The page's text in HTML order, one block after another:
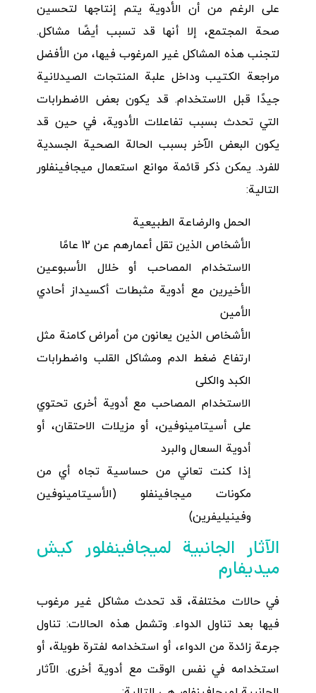
على الرغم من أن الأدوية يتم إنتاجها لتحسين
صحة المجتمع، إلا أنها قد تسبب أيضًا مشاكل.
لتجنب هذه المشاكل غير المرغوب فيها، من الأفضل
مراجعة الكتيب وداخل علبة المنتجات الصيدلانية
جيدًا قبل الاستخدام. قد يكون بعض الاضطرابات
التي تحدث بسبب تفاعلات الأدوية، في حين قد
يكون البعض الآخر بسبب الحالة الصحية الجسدية
للفرد. يمكن ذكر قائمة موانع استعمال ميجافينفلور
التالية:
الحمل والرضاعة الطبيعية
الأشخاص الذين تقل أعمارهم عن 12 عامًا
الاستخدام المصاحب أو خلال الأسبوعين
الأخيرين مع أدوية مثبطات أكسيداز أحادي
الأمين
الأشخاص الذين يعانون من أمراض كامنة مثل
ارتفاع ضغط الدم ومشاكل القلب واضطرابات
الكبد والكلى
الاستخدام المصاحب مع أدوية أخرى تحتوي
على أسيتامينوفين، أو مزيلات الاحتقان، أو
أدوية السعال والبرد
إذا كنت تعاني من حساسية تجاه أي من
مكونات ميجافينفلو (الأسيتامينوفين
وفينيليفرين)
الآثار الجانبية لميجافينفلور كيش
ميديفارم
في حالات مختلفة، قد تحدث مشاكل غير مرغوب
فيها بعد تناول الدواء. وتشمل هذه الحالات: تناول
جرعة زائدة من الدواء، أو استخدامه لفترة طويلة، أو
استخدامه في نفس الوقت مع أدوية أخرى. الآثار